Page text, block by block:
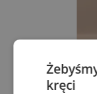
kręci